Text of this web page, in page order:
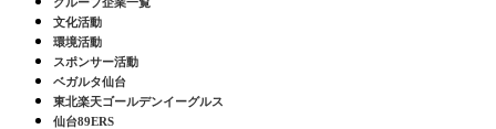
文化活動
環境活動
スポンサー活動
ベガルタ仙台
東北楽天ゴールデンイーグルス
仙台89ERS